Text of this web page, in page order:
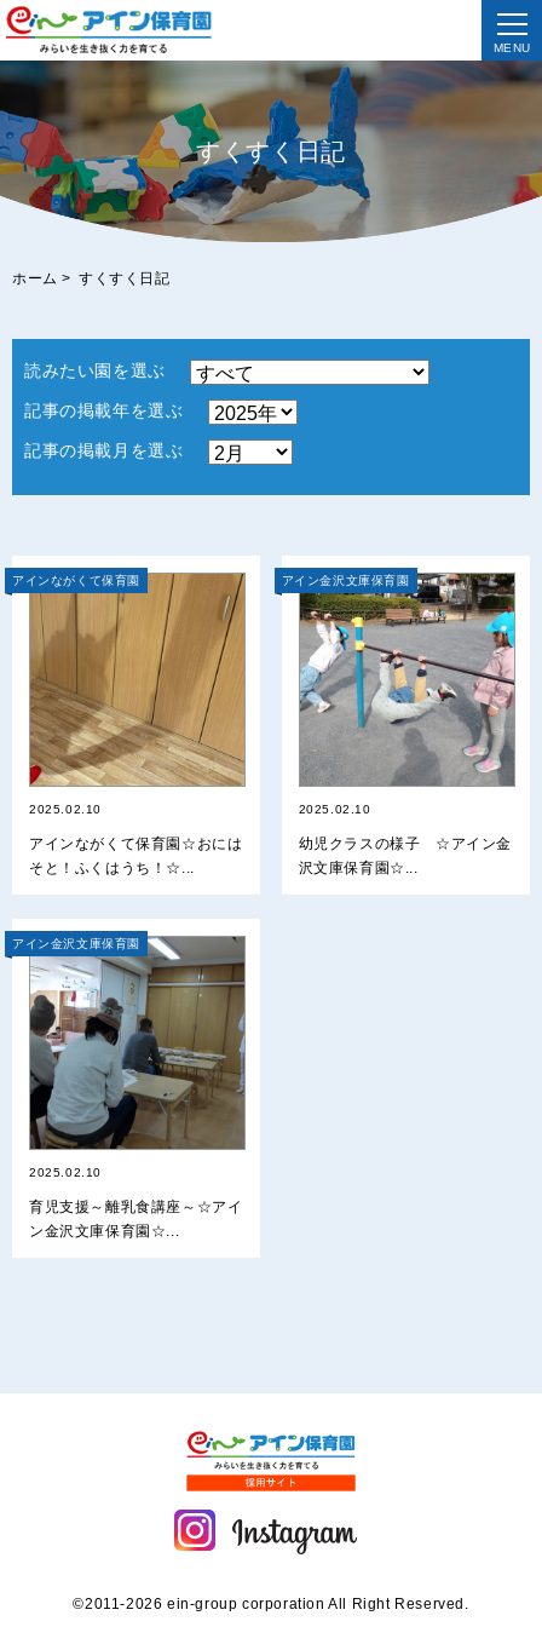
MENU
すくすく日記
ホーム > すくすく日記
読みたい園を選ぶ
記事の掲載年を選ぶ
記事の掲載月を選ぶ
アインながくて保育園
2025.02.10
アインながくて保育園☆おには
そと！ふくはうち！☆...
アイン金沢文庫保育園
2025.02.10
幼児クラスの様子 ☆アイン金
沢文庫保育園☆...
アイン金沢文庫保育園
2025.02.10
育児支援～離乳食講座～☆アイ
ン金沢文庫保育園☆...
©2011-2026 ein-group corporation All Right Reserved.